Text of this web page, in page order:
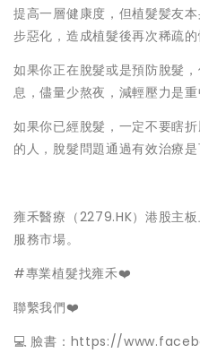
提高一層健康度，但植髮髪友
步惡化，造成植髮後再次稀疏的
如果你正在脫髮或是預防脫髮
息，儘量少熬夜，減輕壓力是重
如果你已經脫髮，一定不要瞎
的人，脫髮問題通過有效治療是
雍禾醫療（2279.HK）港股主
服務市場。
#專業植髮找雍禾❤️
聯繫我們❤️
💻 臉書：https://